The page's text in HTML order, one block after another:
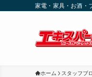
家電・家具・お酒・
ホーム スタッフブ